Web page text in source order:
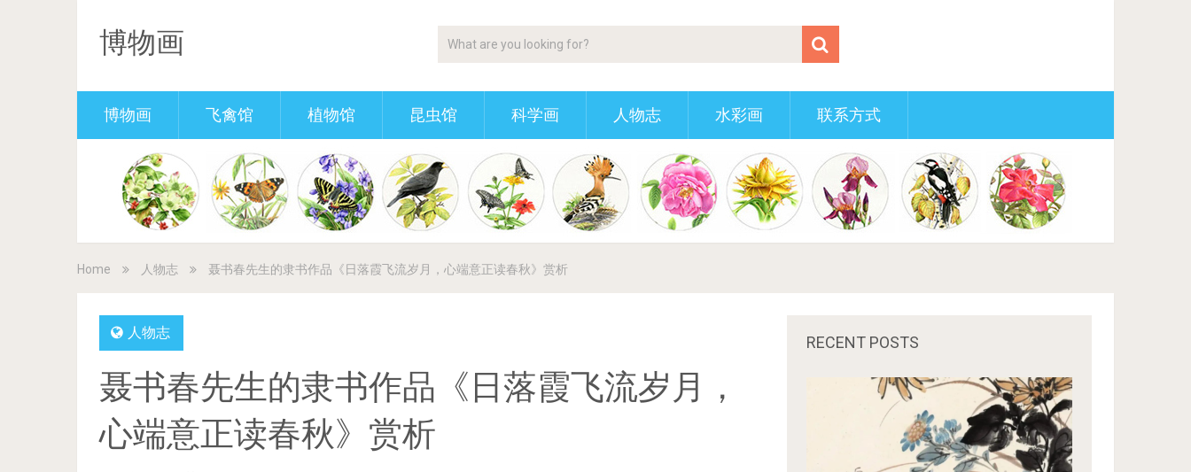
博物画
博物画 飞禽馆 植物馆 昆虫馆 科学画 人物志 水彩画 联系方式
Home 人物志 聂书春先生的隶书作品《日落霞飞流岁月，心端意正读春秋》赏析
人物志
聂书春先生的隶书作品《日落霞飞流岁月，
心端意正读春秋》赏析
RECENT POSTS